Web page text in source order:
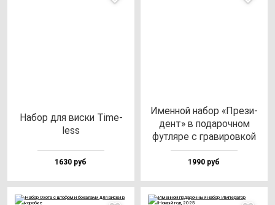
Набор для вис­ки Time­
less
1630 руб
Имен­ной на­бор «Пре­зи­
дент» в по­да­роч­ном
фут­ля­ре с гра­ви­ров­кой
1990 руб